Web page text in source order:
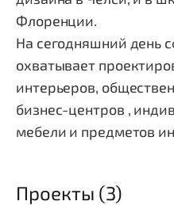
Флоренции.
На сегодняшний день
охватывает
интерьеров,
бизнес-центров ,
мебели и предметов
Проекты (3)